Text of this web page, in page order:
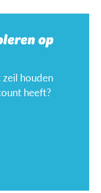
op
zeil houden
heeft?